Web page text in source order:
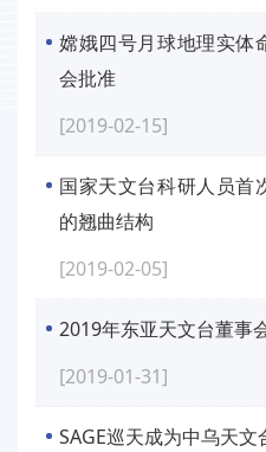
嫦娥四号月球地理实体
会批准
[2019-02-15]
国家天文台科研人员首
的翘曲结构
[2019-02-05]
2019年东亚天文台董事
[2019-01-31]
SAGE巡天成为中乌天文